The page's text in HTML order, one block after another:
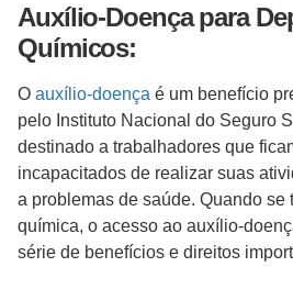
Auxílio-Doença para
Químicos:
O auxílio-doença é um benefício
pelo Instituto Nacional do Seguro
destinado a trabalhadores que
incapacitados de realizar suas
a problemas de saúde. Quando se
química, o acesso ao auxílio-
série de benefícios e direitos